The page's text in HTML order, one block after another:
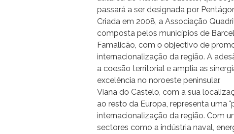
passará a ser designada por
Criada em 2008, a Associação
composta pelos municípios de
Famalicão, com o objectivo de
internacionalização da região. A
a coesão territorial e amplia as
excelência no noroeste peninsular.
Viana do Castelo, com a sua
ao resto da Europa, representa uma
internacionalização da região. Com
sectores como a indústria naval,